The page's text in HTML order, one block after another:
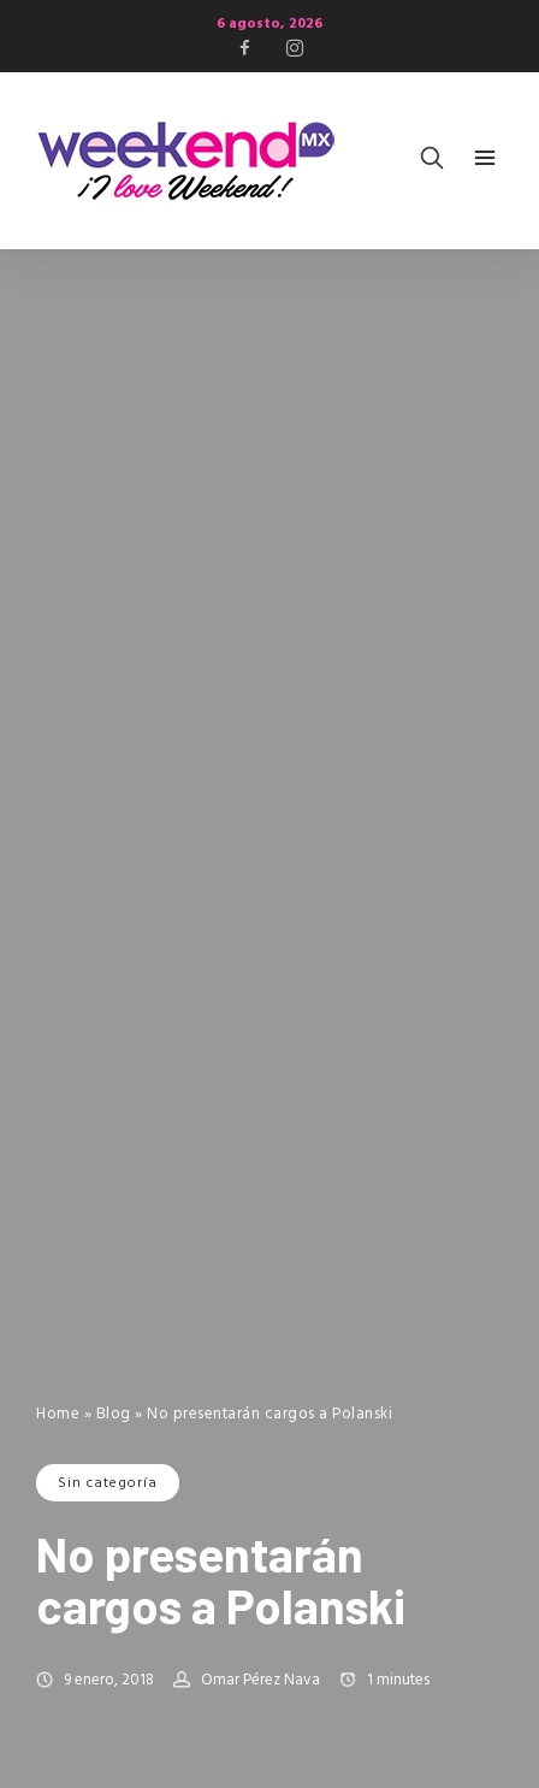
6 agosto, 2026
Home » Blog » No presentarán cargos a Polanski
Sin categoría
No presentarán
cargos a Polanski
9 enero, 2018 Omar Pérez Nava 1 minutes